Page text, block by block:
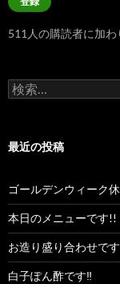
ア
レ
511人の購読者に加わ
検
索:
最近の投稿
ゴールデンウィーク
本日のメニューです!!
お造り盛り合わせで
白子ぽん酢です‼︎